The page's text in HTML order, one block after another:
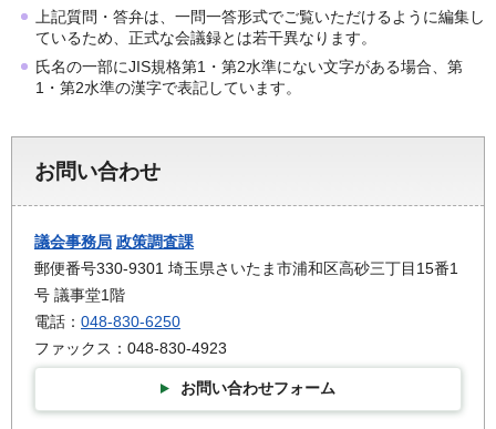
上記質問・答弁は、一問一答形式でご覧いただけるように編集し
ているため、正式な会議録とは若干異なります。
氏名の一部にJIS規格第1・第2水準にない文字がある場合、第
1・第2水準の漢字で表記しています。
お問い合わせ
議会事務局 政策調査課
郵便番号330-9301 埼玉県さいたま市浦和区高砂三丁目15番1
号 議事堂1階
電話： 048-830-6250
ファックス：048-830-4923
お問い合わせフォーム